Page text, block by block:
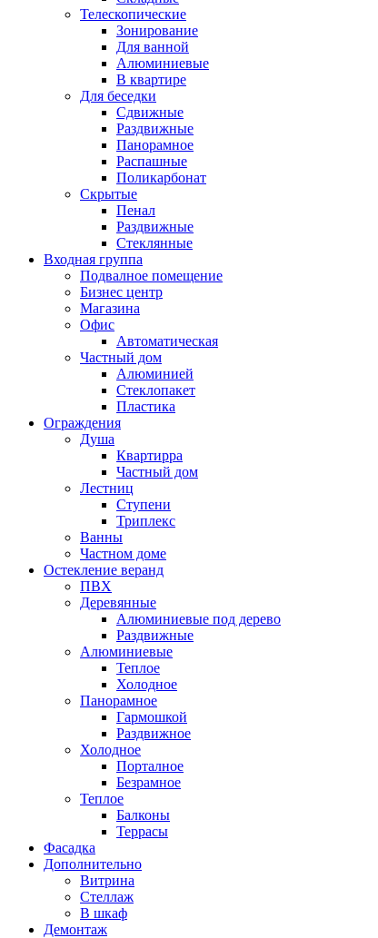
Телескопические
Зонирование
Для ванной
Алюминиевые
В квартире
Для беседки
Сдвижные
Раздвижные
Панорамное
Распашные
Поликарбонат
Скрытые
Пенал
Раздвижные
Стеклянные
Входная группа
Подвалное помещение
Бизнес центр
Магазина
Офис
Автоматическая
Частный дом
Алюминией
Стеклопакет
Пластика
Ограждения
Душа
Квартирра
Частный дом
Лестниц
Ступени
Триплекс
Ванны
Частном доме
Остекление веранд
ПВХ
Деревянные
Алюминиевые под дерево
Раздвижные
Алюминиевые
Теплое
Холодное
Панорамное
Гармошкой
Раздвижное
Холодное
Порталное
Безрамное
Теплое
Балконы
Террасы
Фасадка
Дополнительно
Витрина
Стеллаж
В шкаф
Демонтаж